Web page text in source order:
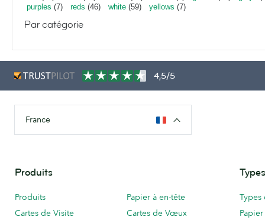
purples (7) reds (46) white (59) yellows (7)
Par catégorie
4,5/5
France
Produits
Produits
Cartes de Visite
Papier à en-tête
Cartes de Vœux